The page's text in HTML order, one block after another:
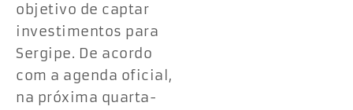
objetivo de captar
investimentos para
Sergipe. De acordo
com a agenda oficial,
na próxima quarta-